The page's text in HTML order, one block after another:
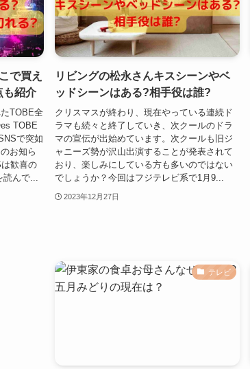
で買え
も紹介
TOBE全
TOBE
で突如
お知ら
歓喜の
んで...
リビングの松永さんキスシーンやベ
ッドシーンはある?相手役は誰?
クリスマスが終わり、現在やっている連続ド
ラマも続々と終了していき、次クールのドラ
マの宣伝が出始めています。次クールも旧ジ
ャニーズ勢が沢山出演することが発表されて
おり、楽しみにしている方も多いのではない
でしょうか？今回はフジテレビ系で1月9...
2023年12月27日
テレビ